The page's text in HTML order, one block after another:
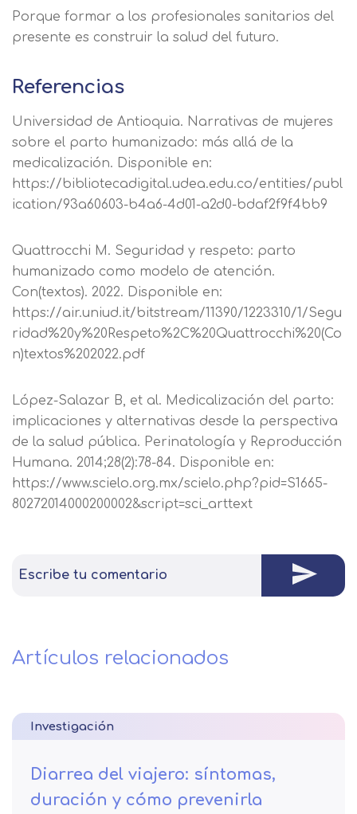
Porque formar a los profesionales sanitarios del
presente es construir la salud del futuro.
Referencias
Universidad de Antioquia. Narrativas de mujeres
sobre el parto humanizado: más allá de la
medicalización. Disponible en:
https://bibliotecadigital.udea.edu.co/entities/publ
ication/93a60603-b4a6-4d01-a2d0-bdaf2f9f4bb9
Quattrocchi M. Seguridad y respeto: parto
humanizado como modelo de atención.
Con(textos). 2022. Disponible en:
https://air.uniud.it/bitstream/11390/1223310/1/Segu
ridad%20y%20Respeto%2C%20Quattrocchi%20(Co
n)textos%202022.pdf
López-Salazar B, et al. Medicalización del parto:
implicaciones y alternativas desde la perspectiva
de la salud pública. Perinatología y Reproducción
Humana. 2014;28(2):78-84. Disponible en:
https://www.scielo.org.mx/scielo.php?pid=S1665-
80272014000200002&script=sci_arttext
Escribe tu comentario
Artículos relacionados
Investigación
Diarrea del viajero: síntomas,
duración y cómo prevenirla